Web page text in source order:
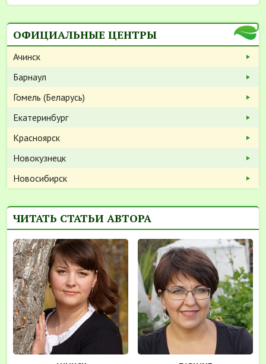
ОФИЦИАЛЬНЫЕ ЦЕНТРЫ
Ачинск
Барнаул
Гомель (Беларусь)
Екатеринбург
Красноярск
Новокузнецк
Новосибирск
ЧИТАТЬ СТАТЬИ АВТОРА